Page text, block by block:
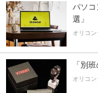
パソコ
選」
オリコ
「別
オリコ